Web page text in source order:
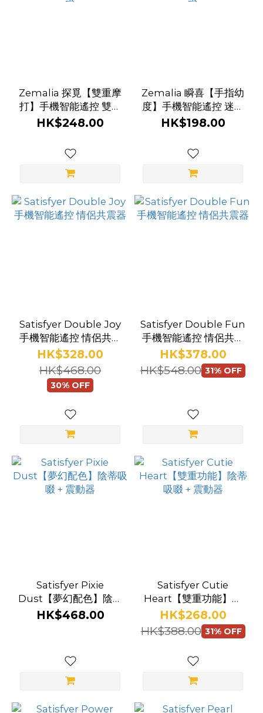
Zemalia 探覓【雙重摩
打】手機智能遙控 雙頭
震蛋
HK$248.00
Zemalia 瞬喜【手指幼
度】手機智能遙控 迷你
震蛋
HK$198.00
Satisfyer Double Joy
手機智能遙控 情侶共震
器
HK$328.00
HK$468.00
30% OFF
Satisfyer Double Fun
手機智能遙控 情侶共震
器
HK$378.00
HK$548.00 31% OFF
Satisfyer Pixie
Dust【夢幻配色】陰蒂
吸啜 + 震動器
HK$468.00
Satisfyer Cutie
Heart【雙重功能】陰
蒂吸啜 + 震動器
HK$268.00
HK$388.00 31% OFF